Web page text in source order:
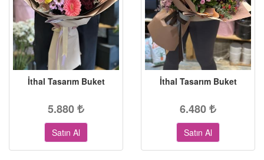
İthal Tasarım Buket
5.880
Satın Al
İthal Tasarım Buket
6.480
Satın Al